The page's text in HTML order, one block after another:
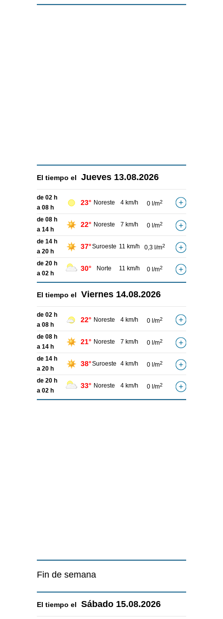
El tiempo el Jueves 13.08.2026
de 02 h
a 08 h
23° Noreste 4 km/h 0 l/m2
de 08 h
a 14 h
22° Noreste 7 km/h 0 l/m2
de 14 h
a 20 h
37°Suroeste 11 km/h 0,3 l/m2
de 20 h
a 02 h
30° Norte 11 km/h 0 l/m2
El tiempo el Viernes 14.08.2026
de 02 h
a 08 h
22° Noreste 4 km/h 0 l/m2
de 08 h
a 14 h
21° Noreste 7 km/h 0 l/m2
de 14 h
a 20 h
38°Suroeste 4 km/h 0 l/m2
de 20 h
a 02 h
33° Noreste 4 km/h 0 l/m2
Fin de semana
El tiempo el Sábado 15.08.2026